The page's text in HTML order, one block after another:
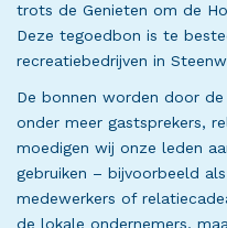
trots de Genieten om de
Deze tegoedbon is te
recreatiebedrijven in
De bonnen worden door de
onder meer gastsprekers,
moedigen wij onze leden
gebruiken – bijvoorbeeld
medewerkers of
de lokale ondernemers,